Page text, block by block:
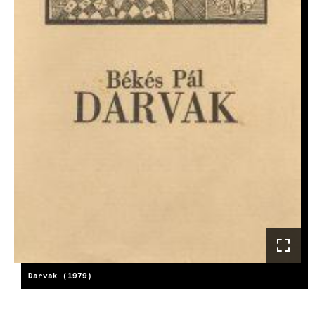
Darvak (1979)